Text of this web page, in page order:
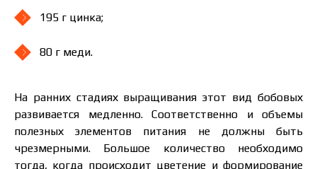
195 г цинка;
80 г меди.
На ранних стадиях выращивания этот вид бобовых
развивается медленно. Соответственно и объемы
полезных элементов питания не должны быть
чрезмерными. Большое количество необходимо
тогда, когда происходит цветение и формирование